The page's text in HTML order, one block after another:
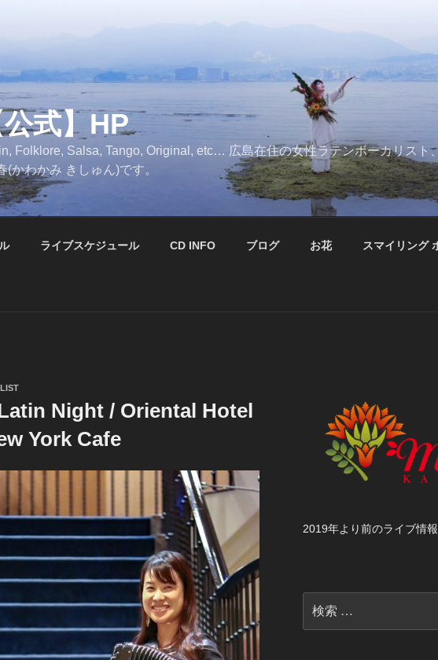
式】HP
Folklore, Salsa, Tango, Original, etc… 広島在住の女性ラテンボーカリスト
かわかみ きしゅん)です。
ライブスケジュール CD INFO ブログ お花 スマイリング
Night / Oriental Hotel
York Cafe
2019年より前のライブ情
索: